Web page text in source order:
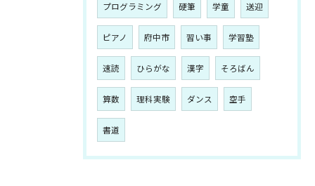
プログラミング 硬筆 学童 送迎
ピアノ 府中市 習い事 学習塾
速読 ひらがな 漢字 そろばん
算数 理科実験 ダンス 空手
書道